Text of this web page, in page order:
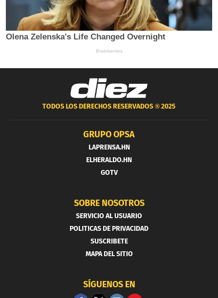
TODOS LOS DERECHOS RESERVADOS ®2025
GRUPO OPSA
LAPRENSA.HN
ELHERALDO.HN
GOTV
SOBRE NOSOTROS
SERVICIO AL USUARIO
POLITICAS DE PRIVACIDAD
SUSCRIBETE
MAPA DEL SITIO
SÍGUENOS EN